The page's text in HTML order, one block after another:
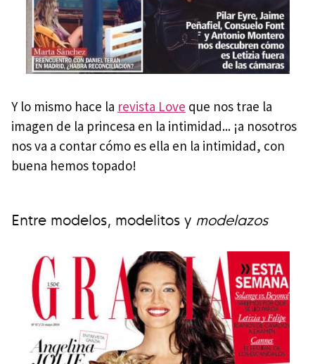
Y lo mismo hace la revista Love que nos trae la
imagen de la princesa en la intimidad... ¡a nosotros
nos va a contar cómo es ella en la intimidad, con
buena hemos topado!
Entre modelos, modelitos y modelazos